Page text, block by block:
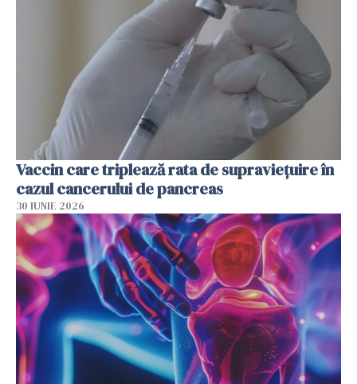
Vaccin care triplează rata de supraviețuire în
cazul cancerului de pancreas
30 IUNIE 2026